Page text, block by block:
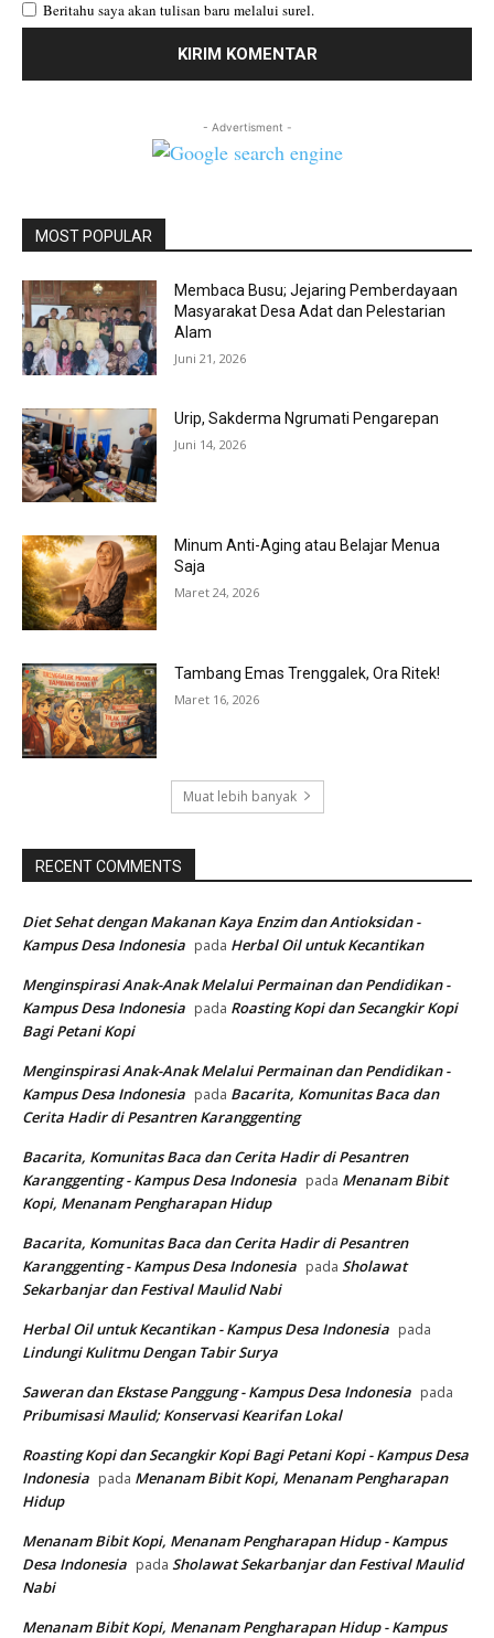
Beritahu saya akan tulisan baru melalui surel.
- Advertisment -
MOST POPULAR
Membaca Busu; Jejaring Pemberdayaan
Masyarakat Desa Adat dan Pelestarian
Alam
Juni 21, 2026
Urip, Sakderma Ngrumati Pengarepan
Juni 14, 2026
Minum Anti-Aging atau Belajar Menua
Saja
Maret 24, 2026
Tambang Emas Trenggalek, Ora Ritek!
Maret 16, 2026
Muat lebih banyak
RECENT COMMENTS
Diet Sehat dengan Makanan Kaya Enzim dan Antioksidan -
Kampus Desa Indonesia pada Herbal Oil untuk Kecantikan
Menginspirasi Anak-Anak Melalui Permainan dan Pendidikan -
Kampus Desa Indonesia pada Roasting Kopi dan Secangkir Kopi
Bagi Petani Kopi
Menginspirasi Anak-Anak Melalui Permainan dan Pendidikan -
Kampus Desa Indonesia pada Bacarita, Komunitas Baca dan
Cerita Hadir di Pesantren Karanggenting
Bacarita, Komunitas Baca dan Cerita Hadir di Pesantren
Karanggenting - Kampus Desa Indonesia pada Menanam Bibit
Kopi, Menanam Pengharapan Hidup
Bacarita, Komunitas Baca dan Cerita Hadir di Pesantren
Karanggenting - Kampus Desa Indonesia pada Sholawat
Sekarbanjar dan Festival Maulid Nabi
Herbal Oil untuk Kecantikan - Kampus Desa Indonesia pada
Lindungi Kulitmu Dengan Tabir Surya
Saweran dan Ekstase Panggung - Kampus Desa Indonesia pada
Pribumisasi Maulid; Konservasi Kearifan Lokal
Roasting Kopi dan Secangkir Kopi Bagi Petani Kopi - Kampus Desa
Indonesia pada Menanam Bibit Kopi, Menanam Pengharapan
Hidup
Menanam Bibit Kopi, Menanam Pengharapan Hidup - Kampus
Desa Indonesia pada Sholawat Sekarbanjar dan Festival Maulid
Nabi
Menanam Bibit Kopi, Menanam Pengharapan Hidup - Kampus